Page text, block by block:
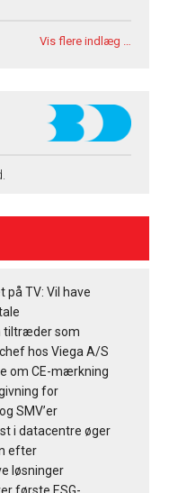
Vis flere indlæg …
på TV: Vil have
tiltræder som
hos Viega A/S
om CE-mærkning
for
SMV’er
i datacentre øger
efter
løsninger
første ESG-